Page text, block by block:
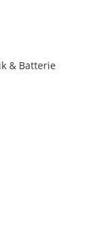
& Batterie